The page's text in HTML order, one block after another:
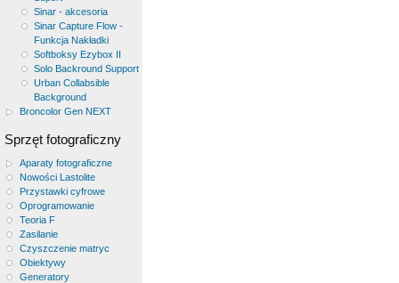
Sinar - akcesoria
Sinar Capture Flow -
Funkcja Nakładki
Softboksy Ezybox II
Solo Backround Support
Urban Collabsible
Background
Broncolor Gen NEXT
Sprzęt fotograficzny
Aparaty fotograficzne
Nowości Lastolite
Przystawki cyfrowe
Oprogramowanie
Teoria F
Zasilanie
Czyszczenie matryc
Obiektywy
Generatory